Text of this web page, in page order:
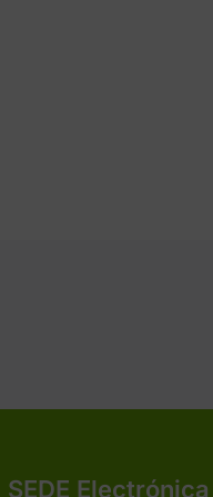
SEDE Electrónica